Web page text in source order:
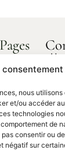
consentement
nous
et/ou accéder
technologies
de
consentir ou
négatif sur
Pages
products
parts